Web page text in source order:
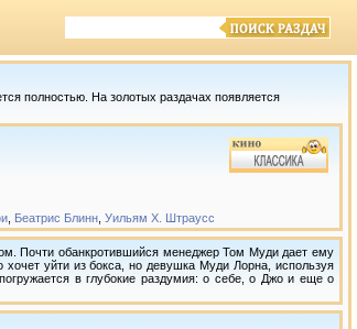
полностью. На золотых раздачах появляется
Беатрис Блинн Уильям Х. Штраусс
Почти обанкротившийся менеджер Том Муди дает ему
уйти из бокса, но девушка Муди Лорна, используя
в глубокие раздумия: о себе, о Джо и еще о